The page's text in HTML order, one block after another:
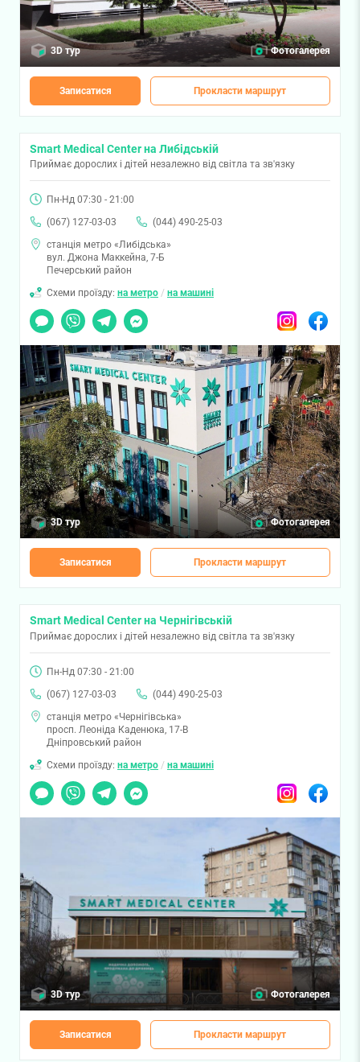
3D тур Фотогалерея
Записатися Прокласти маршрут
Smart Medical Center на Либідській
Приймає дорослих і дітей незалежно від світла та зв'язку
Пн-Нд 07:30 - 21:00
(067) 127-03-03
(044) 490-25-03
станція метро «Либідська»
вул. Джона Маккейна, 7-Б
Печерський район
Схеми проїзду: на метро / на машині
Чат
Viber TelegramMessenger InstagramFacebook
3D тур Фотогалерея
Записатися Прокласти маршрут
Smart Medical Center на Чернігівській
Приймає дорослих і дітей незалежно від світла та зв'язку
Пн-Нд 07:30 - 21:00
(067) 127-03-03
(044) 490-25-03
станція метро «Чернігівська»
просп. Леоніда Каденюка, 17-В
Дніпровський район
Схеми проїзду: на метро / на машині
Чат
Viber TelegramMessenger InstagramFacebook
3D тур Фотогалерея
Записатися Прокласти маршрут